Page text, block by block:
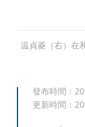
温貞菱（右）在
發布時間：
更新時間：